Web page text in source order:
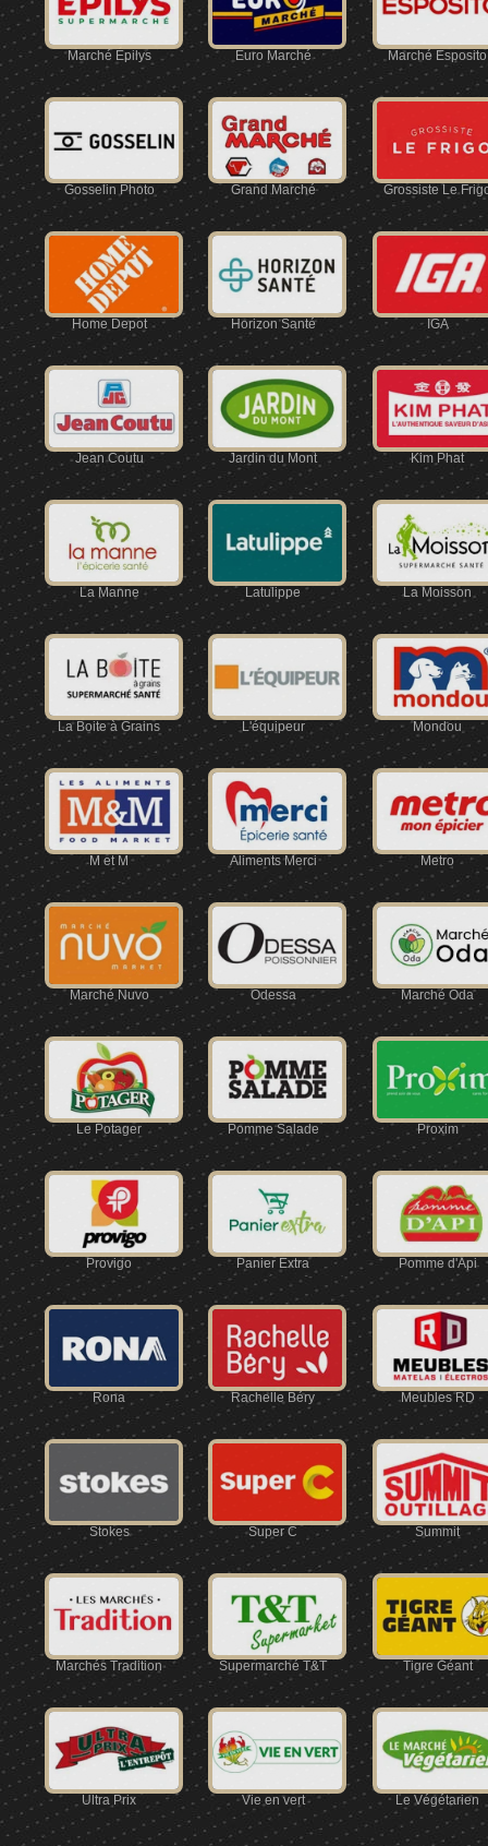
Marché Épilys Euro Marché Marché Esposito
Gosselin Photo Grand Marché Grossiste Le
Home Depot Horizon Santé IGA
Jean Coutu Jardin du Mont Kim Phat
La Manne Latulippe La Moisson
La Boite à Grains L'équipeur Mondou
M et M Aliments Merci Metro
Marché Nuvo Odessa Marché Oda
Le Potager Pomme Salade Proxim
Provigo Panier Extra Pomme d'Api
Rona Rachelle Béry Meubles RD
Stokes Super C Summit
Marchés Tradition Supermarché T&T Tigre Géant
Ultra Prix Vie en vert Le Végétarien